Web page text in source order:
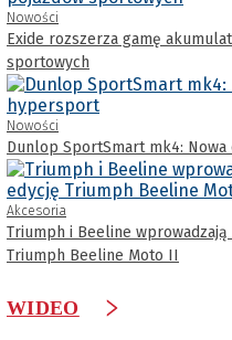
Nowości
Exide rozszerza gamę
sportowych
Nowości
Dunlop SportSmart mk4:
Akcesoria
Triumph i Beeline
Triumph Beeline Moto II
WIDEO